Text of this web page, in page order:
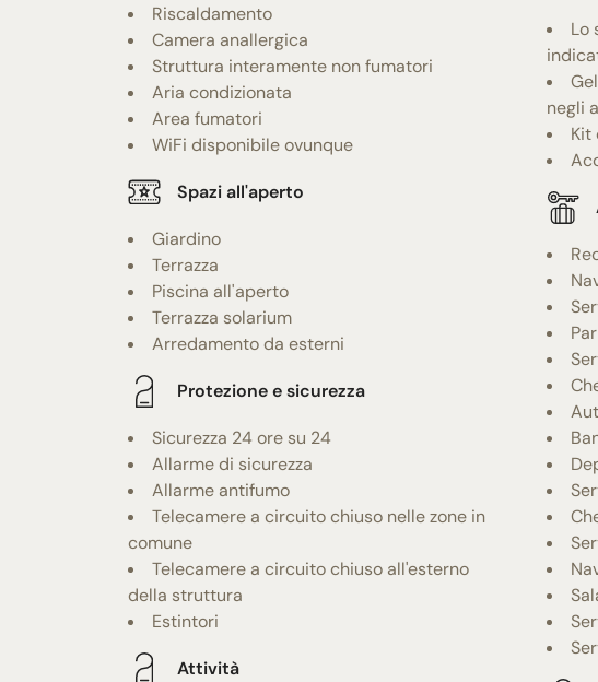
Riscaldamento
Camera anallergica
Struttura interamente non fumatori
Aria condizionata
Area fumatori
WiFi disponibile ovunque
Spazi all'aperto
Giardino
Terrazza
Piscina all'aperto
Terrazza solarium
Arredamento da esterni
Protezione e sicurezza
Sicurezza 24 ore su 24
Allarme di sicurezza
Allarme antifumo
Telecamere a circuito chiuso nelle zone in
comune
Telecamere a circuito chiuso all'esterno
della struttura
Estintori
Attività
Lo
negli
Kit